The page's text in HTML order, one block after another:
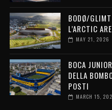
BODØ/GLIMT
L’ARCTIC
MAY 21, 2026
BOCA
DELLA
POSTI
MARCH 15,